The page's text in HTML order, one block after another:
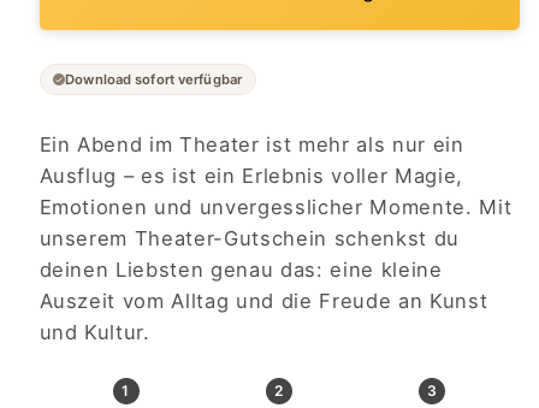
Download sofort verfügbar
Ein Abend im Theater ist mehr als nur ein
Ausflug – es ist ein Erlebnis voller Magie,
Emotionen und unvergesslicher Momente. Mit
unserem Theater-Gutschein schenkst du
deinen Liebsten genau das: eine kleine
Auszeit vom Alltag und die Freude an Kunst
und Kultur.
1 2 3